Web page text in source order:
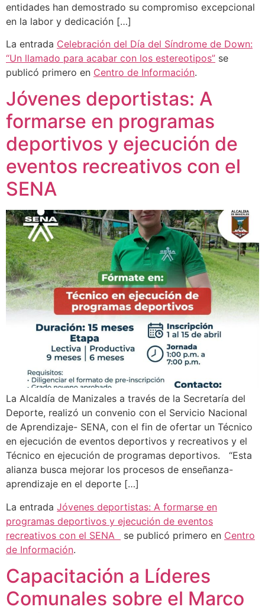
entidades han demostrado su compromiso excepcional
en la labor y dedicación […]
La entrada Celebración del Día del Síndrome de Down:
“Un llamado para acabar con los estereotipos” se
publicó primero en Centro de Información.
Jóvenes deportistas: A
formarse en programas
deportivos y ejecución de
eventos recreativos con el
SENA
La Alcaldía de Manizales a través de la Secretaría del
Deporte, realizó un convenio con el Servicio Nacional
de Aprendizaje- SENA, con el fin de ofertar un Técnico
en ejecución de eventos deportivos y recreativos y el
Técnico en ejecución de programas deportivos. “Esta
alianza busca mejorar los procesos de enseñanza-
aprendizaje en el deporte […]
La entrada Jóvenes deportistas: A formarse en
programas deportivos y ejecución de eventos
recreativos con el SENA
se publicó primero en Centro
de Información.
Capacitación a Líderes
Comunales sobre el Marco